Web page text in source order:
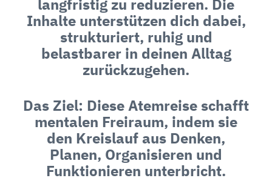
langfristig zu reduzieren. Die
Inhalte unterstützen dich dabei,
strukturiert, ruhig und
belastbarer in deinen Alltag
zurückzugehen.
Das Ziel: Diese Atemreise schafft
mentalen Freiraum, indem sie
den Kreislauf aus Denken,
Planen, Organisieren und
Funktionieren unterbricht.